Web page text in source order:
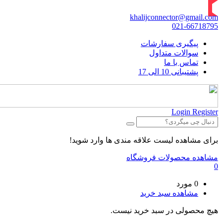
khalijconnector@gmail.com
021-66718795
پیگیری سفارشات
سوالات متداول
تماس با ما
پشتیبانی 10 الی 17
Login Register
برای مشاهده لیست علاقه مندی ها وارد شوید!
مشاهده محصولات فروشگاه
0
0 مورد
مشاهده سبد خرید
هیچ محصولی در سبد خرید نیست.